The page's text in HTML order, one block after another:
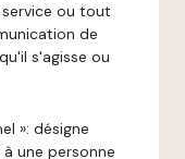
ou tout
de
s'agisse ou
»: désigne
une personne